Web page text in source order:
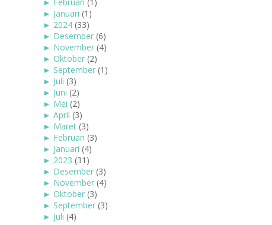
► Februari (1)
► Januari (1)
► 2024 (33)
► Desember (6)
► November (4)
► Oktober (2)
► September (1)
► Juli (3)
► Juni (2)
► Mei (2)
► April (3)
► Maret (3)
► Februari (3)
► Januari (4)
► 2023 (31)
► Desember (3)
► November (4)
► Oktober (3)
► September (3)
► Juli (4)